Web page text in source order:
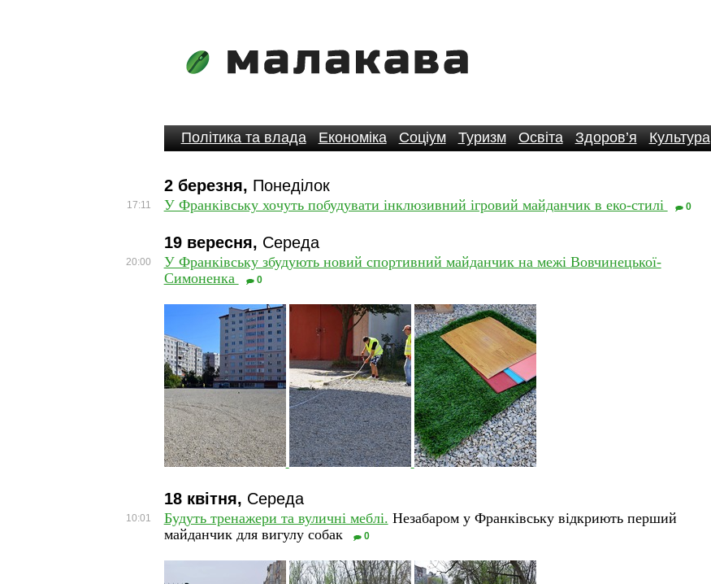
Політика та влада Економіка Соціум Туризм Освіта Здоров’я Культура
2 березня, Понеділок
17:11 У Франківську хочуть побудувати інклюзивний ігровий майданчик в еко-стилі 0
19 вересня, Середа
20:00
У Франківську збудують новий спортивний майданчик на межі Вовчинецької-
Симоненка
0
18 квітня, Середа
10:01 Будуть тренажери та вуличні меблі. Незабаром у Франківську відкриють перший
майданчик для вигулу собак
0